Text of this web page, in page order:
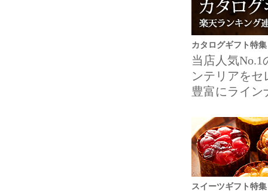
カタログギフト特集
当店人気
ンテリアを
豊富にライン
スイーツギフト特集